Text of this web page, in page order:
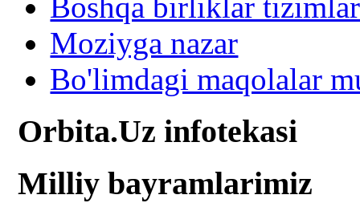
Moziyga nazar
Bo'limdagi maqolalar
Orbita.Uz infotekasi
Milliy bayramlarimiz